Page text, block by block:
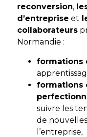
reconversion,
d’entreprise et
collaborateurs
Normandie :
formations
formations
suivre les
de
l’entreprise,